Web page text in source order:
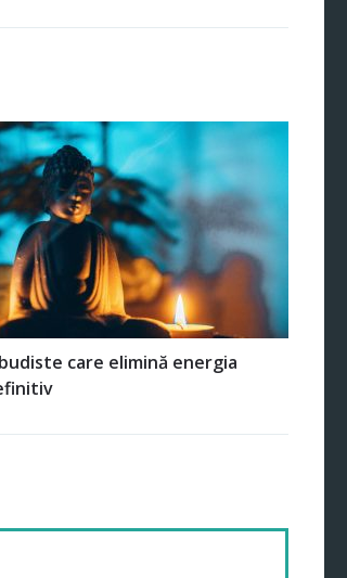
care elimină energia